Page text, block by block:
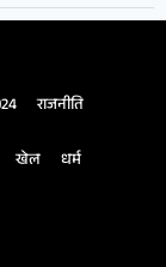
राजनीति
खेल धर्म